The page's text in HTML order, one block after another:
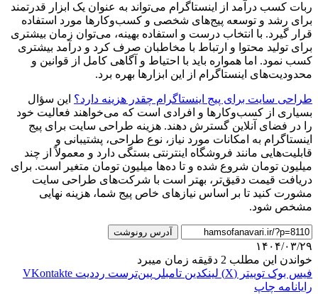
ربات کسب درآمد از اینستاگرام می‌تواند به عنوان یک ابزار قدرتمند
برای رشد و توسعه پیج‌های شخصی و کسب‌وکارها مورد استفاده
قرار گیرد. با انتخاب درست و استفاده بهینه، می‌توان زمان بیشتری
برای تولید محتوا و ارتباط با مخاطبان صرف کرد و درآمد بیشتری
کسب نمود. اما همواره باید با احتیاط و آگاهی کامل از قوانین و
محدودیت‌های اینستاگرام از این ابزارها بهره برد.
طراحی سایت برای پیج اینستاگرام چقدر هزینه دارد؟ این سؤال
بسیاری از کسب‌وکارها و افرادی است که می‌خواهند فعالیت خود
را در فضای آنلاین گسترش دهند. هزینه طراحی سایت برای پیج
اینستاگرام به امکانات مورد نیاز، نوع طراحی، پشتیبانی و
قابلیت‌هایی مانند فروشگاه اینترنتی بستگی دارد و معمولاً از چند
میلیون تومان شروع شده و تا ده‌ها میلیون تومان متغیر است. برای
دریافت قیمت دقیق‌تر، بهتر است با شرکت‌های طراحی سایت
مشورت کنید تا بر اساس نیازهای خاص پیج شما، هزینه نهایی
مشخص شود.
آدرس رونوشت
۱۴۰۴/۰۳/۲۹
خواندن این مطلب 2 دقیقه زمان میبرد
فیس بوک توییتر (X) لینکدین ‫تامبلر ‫پین‌ترست ‫رددیت ‫VKontakte
رایانامه چاپ